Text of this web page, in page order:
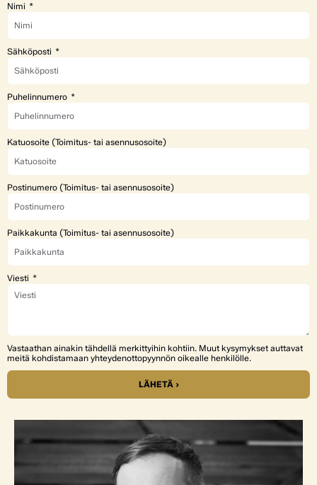
Nimi
Sähköposti
Puhelinnumero
Katuosoite (Toimitus- tai asennusosoite)
Postinumero (Toimitus- tai asennusosoite)
Paikkakunta (Toimitus- tai asennusosoite)
Viesti
Vastaathan ainakin tähdellä merkittyihin kohtiin. Muut kysymykset auttavat
meitä kohdistamaan yhteydenottopyynnön oikealle henkilölle.
LÄHETÄ ›